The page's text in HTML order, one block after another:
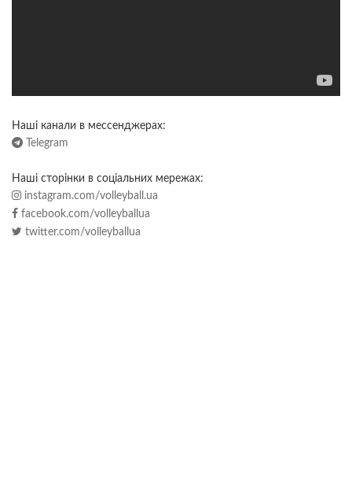
Наші канали в мессенджерах:
Telegram
Наші сторінки в соціальних мережах:
instagram.com/volleyball.ua
facebook.com/volleyballua
twitter.com/volleyballua